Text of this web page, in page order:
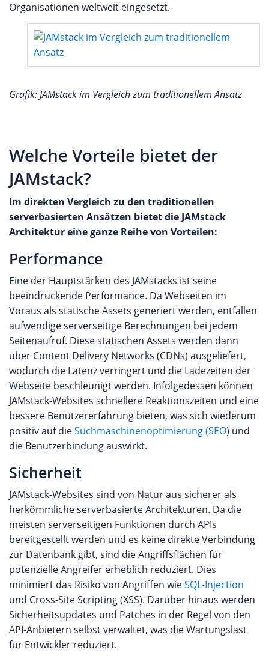
Organisationen weltweit eingesetzt.
Grafik: JAMstack im Vergleich zum traditionellem Ansatz
Welche Vorteile bietet der
JAMstack?
Im direkten Vergleich zu den traditionellen
serverbasierten Ansätzen bietet die JAMstack
Architektur eine ganze Reihe von Vorteilen:
Performance
Eine der Hauptstärken des JAMstacks ist seine
beeindruckende Performance. Da Webseiten im
Voraus als statische Assets generiert werden, entfallen
aufwendige serverseitige Berechnungen bei jedem
Seitenaufruf. Diese statischen Assets werden dann
über Content Delivery Networks (CDNs) ausgeliefert,
wodurch die Latenz verringert und die Ladezeiten der
Webseite beschleunigt werden. Infolgedessen können
JAMstack-Websites schnellere Reaktionszeiten und eine
bessere Benutzererfahrung bieten, was sich wiederum
positiv auf dieSuchmaschinenoptimierung (SEO) und
die Benutzerbindung auswirkt.
Sicherheit
JAMstack-Websites sind von Natur aus sicherer als
herkömmliche serverbasierte Architekturen. Da die
meisten serverseitigen Funktionen durch APIs
bereitgestellt werden und es keine direkte Verbindung
zur Datenbank gibt, sind die Angriffsflächen für
potenzielle Angreifer erheblich reduziert. Dies
minimiert das Risiko von Angriffen wieSQL-Injection
und Cross-Site Scripting (XSS). Darüber hinaus werden
Sicherheitsupdates und Patches in der Regel von den
API-Anbietern selbst verwaltet, was die Wartungslast
für Entwickler reduziert.